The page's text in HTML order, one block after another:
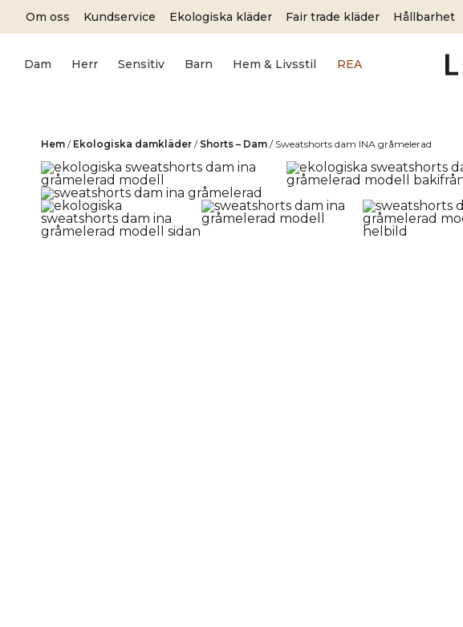
Om oss Kundservice Ekologiska kläder Fair trade kläder Hållbarhet
Dam Herr Sensitiv Barn Hem & Livsstil REA
Hem / Ekologiska damkläder / Shorts – Dam / Sweatshorts dam INA gråmelerad